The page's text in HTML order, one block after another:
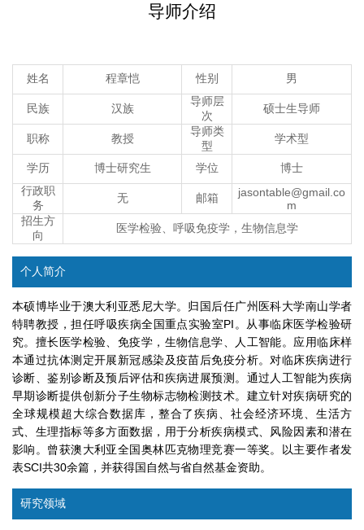
导师介绍
姓名 程章恺 性别 男
民族 汉族
导师层
次
硕士生导师
职称 教授
导师类
型
学术型
学历 博士研究生 学位
博士
行政职
务
无 邮箱
jasontable@gmail.co
m
招生方
向
医学检验、呼吸免疫学，生物信息学
个人简介
本硕博毕业于澳大利亚悉尼大学。归国后任广州医科大学南山学者
特聘教授，担任呼吸疾病全国重点实验室PI。从事临床医学检验研
究。擅长医学检验、免疫学，生物信息学、人工智能。应用临床样
本通过抗体测定开展新冠感染及疫苗后免疫分析。对临床疾病进行
诊断、鉴别诊断及预后评估和疾病进展预测。通过人工智能为疾病
早期诊断提供创新分子生物标志物检测技术。建立针对疾病研究的
全球规模超大综合数据库，整合了疾病、社会经济环境、生活方
式、生理指标等多方面数据，用于分析疾病模式、风险因素和潜在
影响。曾获澳大利亚全国奥林匹克物理竞赛一等奖。以主要作者发
表SCI共30余篇，并获得国自然与省自然基金资助。
研究领域